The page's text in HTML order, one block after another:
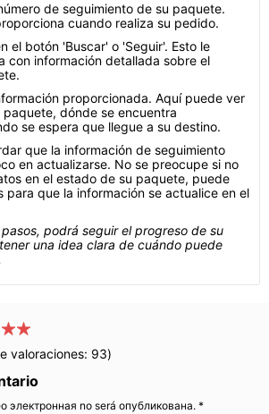
de seguimiento de su paquete.
cuando realiza su pedido.
el botón 'Buscar' o 'Seguir'. Esto le
con información detallada sobre el
proporcionada. Aquí puede ver
dónde se encuentra
se espera que llegue a su destino.
que la información de seguimiento
en actualizarse. No se preocupe si no
en el estado de su paquete, puede
para que la información se actualice en el
podrá seguir el progreso de su
una idea clara de cuándo puede
valoraciones: 93)
электронная no será опубликована. *